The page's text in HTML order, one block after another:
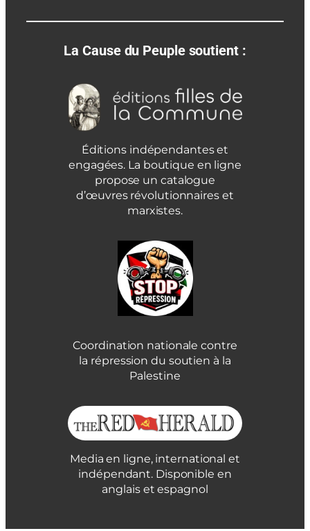
La Cause du Peuple soutient :
Éditions indépendantes et
engagées. La boutique en ligne
propose un catalogue
d’œuvres révolutionnaires et
marxistes.
Coordination nationale contre
la répression du soutien à la
Palestine
Media en ligne, international et
indépendant. Disponible en
anglais et espagnol